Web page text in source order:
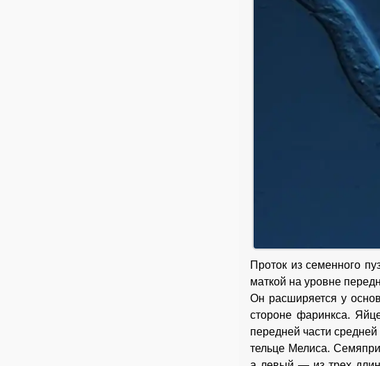
Проток из семенного
маткой на уровне
Он расширяется у
стороне фаринкса.
передней части
тельце Мелиса.